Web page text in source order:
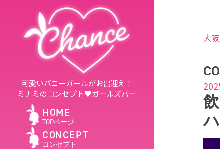
可愛いバニーガールがお出迎え！
ミナミのコンセプト♥ガールズバー
HOME
TOPページ
CONCEPT
コンセプト
大